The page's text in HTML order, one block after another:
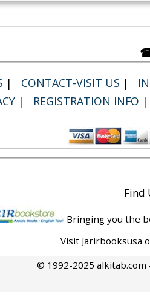
| CONTACT-VISIT US |
| REGISTRATION INFO |
Find
Bringing you the
Visit Jarirbooksusa
© 1992-2025 alkitab.com